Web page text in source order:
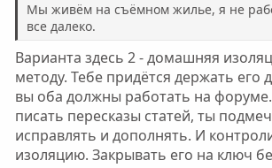
Мы живём на съёмном жилье, я не
все далеко.
Варианта здесь 2 - домашняя
методу. Тебе придётся держать его
вы оба должны работать на
писать пересказы статей, ты
исправлять и дополнять. И
изоляцию. Закрывать его на ключ